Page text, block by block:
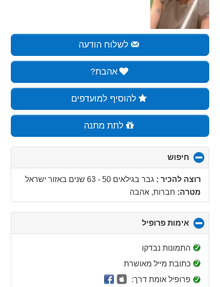
לשלוח הודעה
אהבת?
להוסיף למועדפים
לתת מתנה
חיפוש
to
collapseרוצה להכיר : גבר בגילאים 50 - 63 שנים באזור ישראל
מטרה: חברות, אהבה
אימות פרופיל
to
התמונות נבדקו
כתובת מייל מאושרת
פרופיל אומת דרך: